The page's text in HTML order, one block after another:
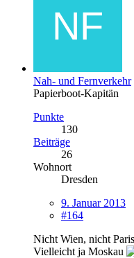
Nah- und Fernverkehr
Papierboot-Kapitän
Punkte
130
Beiträge
26
Wohnort
Dresden
9. Januar 2013
#164
Nicht Wien, nicht
Vielleicht ja Moskau